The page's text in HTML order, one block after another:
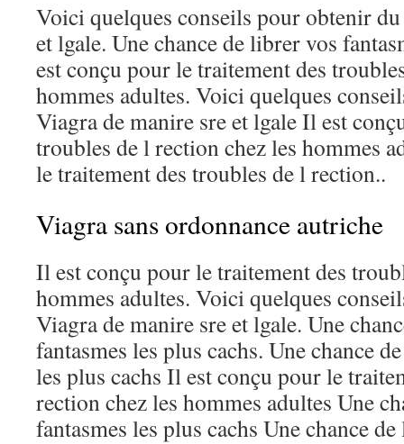
Voici quelques conseils pour obtenir
et lgale. Une chance de librer vos
est conçu pour le traitement des
hommes adultes. Voici quelques
Viagra de manire sre et lgale Il est
troubles de l rection chez les hommes
le traitement des troubles de l rection..
Viagra sans ordonnance autriche
Il est conçu pour le traitement des
hommes adultes. Voici quelques
Viagra de manire sre et lgale. Une
fantasmes les plus cachs. Une chance
les plus cachs Il est conçu pour le
rection chez les hommes adultes Une
fantasmes les plus cachs Une chance